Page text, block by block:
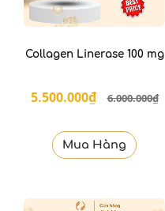
Collagen Linerase 100 mg
5.500.000₫ 6.000.000₫
Mua Hàng